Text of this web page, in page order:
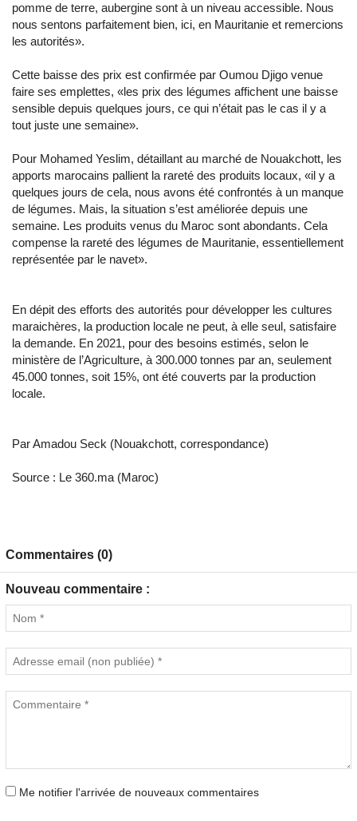
pomme de terre, aubergine sont à un niveau accessible. Nous
nous sentons parfaitement bien, ici, en Mauritanie et remercions
les autorités».
Cette baisse des prix est confirmée par Oumou Djigo venue
faire ses emplettes, «les prix des légumes affichent une baisse
sensible depuis quelques jours, ce qui n’était pas le cas il y a
tout juste une semaine».
Pour Mohamed Yeslim, détaillant au marché de Nouakchott, les
apports marocains pallient la rareté des produits locaux, «il y a
quelques jours de cela, nous avons été confrontés à un manque
de légumes. Mais, la situation s’est améliorée depuis une
semaine. Les produits venus du Maroc sont abondants. Cela
compense la rareté des légumes de Mauritanie, essentiellement
représentée par le navet».
En dépit des efforts des autorités pour développer les cultures
maraichères, la production locale ne peut, à elle seul, satisfaire
la demande. En 2021, pour des besoins estimés, selon le
ministère de l’Agriculture, à 300.000 tonnes par an, seulement
45.000 tonnes, soit 15%, ont été couverts par la production
locale.
Par Amadou Seck (Nouakchott, correspondance)
Source : Le 360.ma (Maroc)
Commentaires (0)
Nouveau commentaire :
Me notifier l'arrivée de nouveaux commentaires